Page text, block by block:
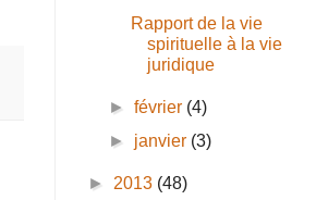
Rapport de la vie
spirituelle à la vie
juridique
►février (4)
► janvier (3)
► 2013 (48)